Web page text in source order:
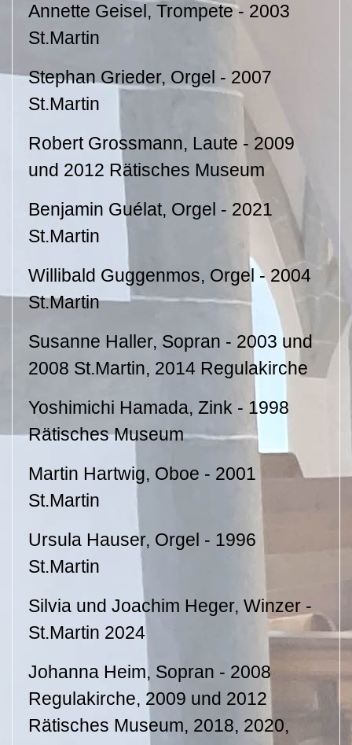
Annette Geisel, Trompete - 2003
St.Martin
Stephan Grieder, Orgel - 2007
St.Martin
Robert Grossmann, Laute - 2009
und 2012 Rätisches Museum
Benjamin Guélat, Orgel - 2021
St.Martin
Willibald Guggenmos, Orgel - 2004
St.Martin
Susanne Haller, Sopran - 2003 und
2008 St.Martin, 2014 Regulakirche
Yoshimichi Hamada, Zink - 1998
Rätisches Museum
Martin Hartwig, Oboe - 2001
St.Martin
Ursula Hauser, Orgel - 1996
St.Martin
Silvia und Joachim Heger, Winzer -
St.Martin 2024
Johanna Heim, Sopran - 2008
Regulakirche, 2009 und 2012
Rätisches Museum, 2018, 2020,